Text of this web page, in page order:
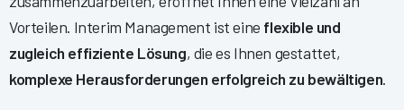
Vorteilen. Interim Management ist eine flexible und
zugleich effiziente Lösung, die es Ihnen gestattet,
komplexe Herausforderungen erfolgreich zu bewältigen.